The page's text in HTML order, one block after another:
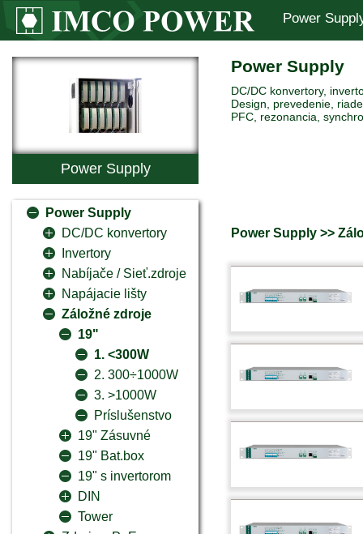
Power
Power Supply
Power Supply
DC/DC konvertory
Invertory
Nabíjače / Sieť.zdroje
Napájacie lišty
Záložné zdroje
19"
1. <300W
2. 300÷1000W
3. >1000W
Príslušenstvo
19" Zásuvné
19" Bat.box
19" s invertorom
DIN
Tower
Power Supply
DC/DC konvertory,
Design, prevedenie,
PFC, rezonancia,
Power Supply >>